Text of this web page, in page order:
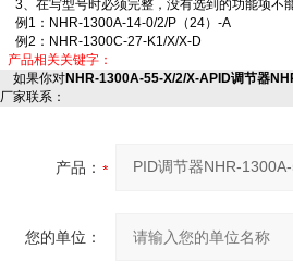
3、在写型号时必须完整，没有选到的功能项不
例1：NHR-1300A-14-0/2/P（24）-A
例2：NHR-1300C-27-K1/X/X-D
产品相关关键字：
如果你对NHR-1300A-55-X/2/X-APID调节器
厂家联系：
产品：
您的单位：